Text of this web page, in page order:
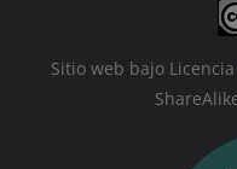
Sitio web bajo